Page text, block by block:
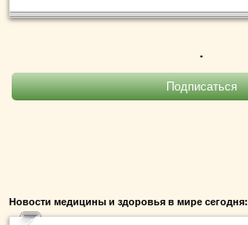
.
Новости медицины и здоровья в мире сегодня: